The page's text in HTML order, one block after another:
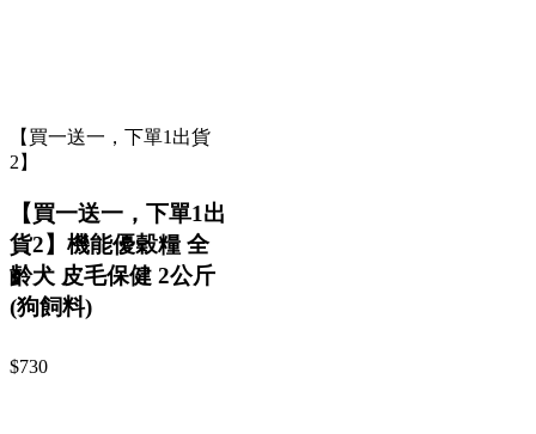
【買一送一，下單1出貨
2】
【買一送一，下單1出
貨2】機能優穀糧 全
齡犬 皮毛保健 2公斤
(狗飼料)
$730